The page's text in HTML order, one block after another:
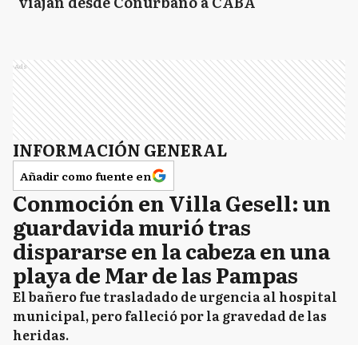
Ads
INFORMACIÓN GENERAL
Añadir como fuente en
Conmoción en Villa Gesell: un
guardavida murió tras
dispararse en la cabeza en una
playa de Mar de las Pampas
El bañero fue trasladado de urgencia al hospital
municipal, pero falleció por la gravedad de las
heridas.